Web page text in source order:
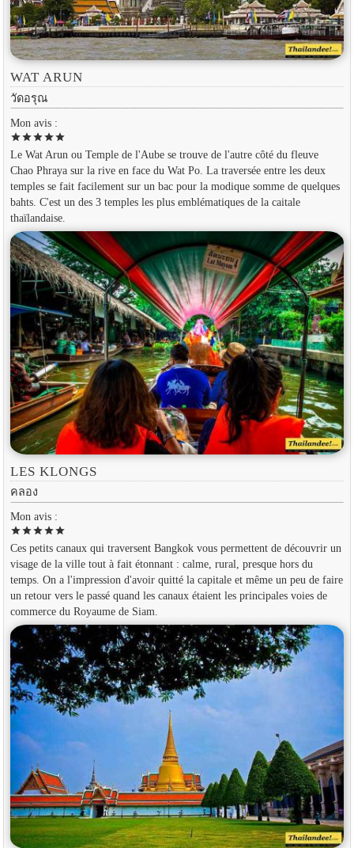
WAT ARUN
วัดอรุณ
Mon avis :
starstarstarstarstar
Le Wat Arun ou Temple de l'Aube se trouve de l'autre côté du fleuve
Chao Phraya sur la rive en face du Wat Po. La traversée entre les deux
temples se fait facilement sur un bac pour la modique somme de quelques
bahts. C'est un des 3 temples les plus emblématiques de la caitale
thaïlandaise.
LES KLONGS
คลอง
Mon avis :
starstarstarstarstar
Ces petits canaux qui traversent Bangkok vous permettent de découvrir un
visage de la ville tout à fait étonnant : calme, rural, presque hors du
temps. On a l'impression d'avoir quitté la capitale et même un peu de faire
un retour vers le passé quand les canaux étaient les principales voies de
commerce du Royaume de Siam.